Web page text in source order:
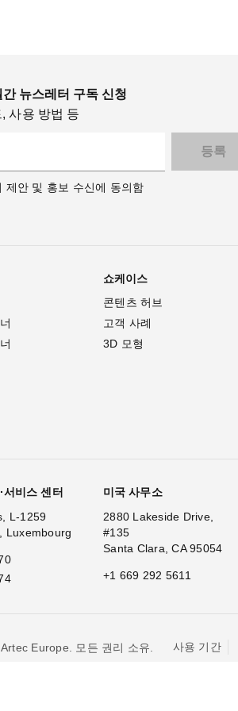
뉴스레터 구독 신청
사용 방법 등
제안 및 홍보 수신에 동의함
쇼케이스
콘텐츠 허브
고객 사례
3D 모형
서비스 센터
L-1259
Luxembourg
미국 사무소
2880 Lakeside Drive,
#135
Santa Clara, CA 95054
+1 669 292 5611
Europe. 모든 권리 소유. 사용 기간